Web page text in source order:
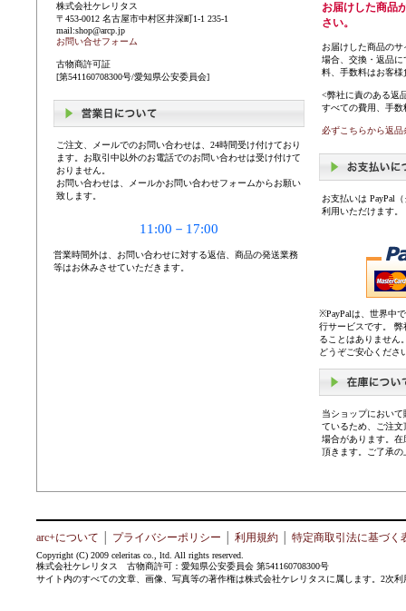
株式会社ケレリタス
〒453-0012 名古屋市中村区井深町1-1 235-1
mail:shop@arcp.jp
お問い合せフォーム
古物商許可証
[第541160708300号/愛知県公安委員会]
ご注文、メールでのお問い合わせは、24時間受け付けており
ます。お取引中以外のお電話でのお問い合わせは受け付けて
おりません。
お問い合わせは、メールかお問い合わせフォームからお願い
致します。
11:00－17:00
営業時間外は、お問い合わせに対する返信、商品の発送業務
等はお休みさせていただきます。
お届けした商品
さい。
お届けした商品の
場合、交換・返品
料、手数料はお客
<弊社に責のある返
すべての費用、手
必ずこちらから返
お支払いは PayPal
利用いただけます。
※PayPalは、世界中
行サービスです。
ることはありません
どうぞご安心くださ
当ショップにおい
ているため、ご注
場合があります。
頂きます。ご了承
arc+について プライバシーポリシー 利用規約 特定商取引法に基づく
Copyright (C) 2009 celeritas co., ltd. All rights reserved.
株式会社ケレリタス 古物商許可：愛知県公安委員会 第541160708300号
サイト内のすべての文章、画像、写真等の著作権は株式会社ケレリタスに属します。2次